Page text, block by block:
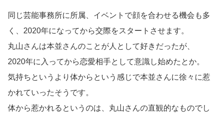
同じ芸能事務所に所属、イベントで顔を合わせる機会も多
く、2020年になってから交際をスタートさせます。
丸山さんは本並さんのことが人として好きだったが、
2020年に入ってから恋愛相手として意識し始めたとか。
気持ちというより体からという感じで本並さんに徐々に惹
かれていったそうです。
体から惹かれるというのは、丸山さんの直観的なものでし